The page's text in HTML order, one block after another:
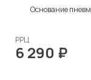
Основание
РРЦ
6 290 ₽